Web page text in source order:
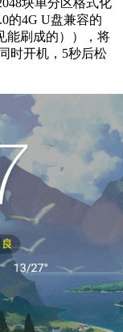
的4G U盘兼容的
能刷成的）），将
时开机，5秒后松